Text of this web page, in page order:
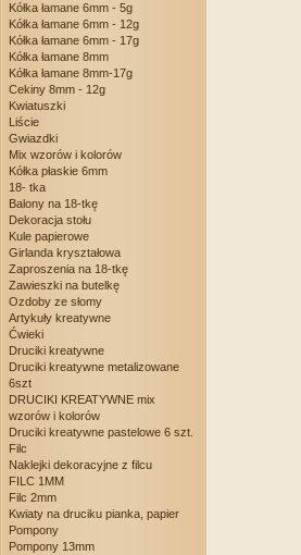
Kółka łamane 6mm - 5g
Kółka łamane 6mm - 12g
Kółka łamane 6mm - 17g
Kółka łamane 8mm
Kółka łamane 8mm-17g
Cekiny 8mm - 12g
Kwiatuszki
Liście
Gwiazdki
Mix wzorów i kolorów
Kółka płaskie 6mm
18- tka
Balony na 18-tkę
Dekoracja stołu
Kule papierowe
Girlanda kryształowa
Zaproszenia na 18-tkę
Zawieszki na butelkę
Ozdoby ze słomy
Artykuły kreatywne
Ćwieki
Druciki kreatywne
Druciki kreatywne metalizowane
6szt
DRUCIKI KREATYWNE mix
wzorów i kolorów
Druciki kreatywne pastelowe 6 szt.
Filc
Naklejki dekoracyjne z filcu
FILC 1MM
Filc 2mm
Kwiaty na druciku pianka, papier
Pompony
Pompony 13mm